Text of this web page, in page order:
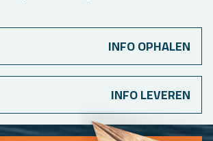
INFO OPHALEN
INFO LEVEREN